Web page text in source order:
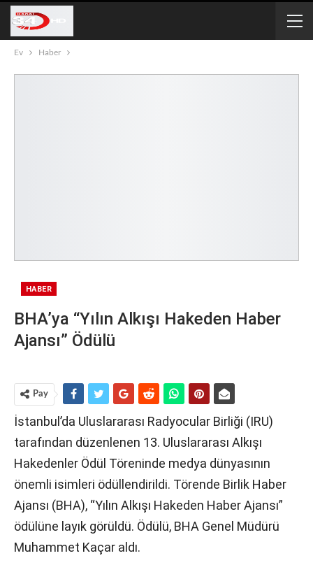
Ev Haber
HABER
BHA’ya “Yılın Alkışı Hakeden Haber
Ajansı” Ödülü
Pay
İstanbul’da Uluslararası Radyocular Birliği (IRU)
tarafından düzenlenen 13. Uluslararası Alkışı
Hakedenler Ödül Töreninde medya dünyasının
önemli isimleri ödüllendirildi. Törende Birlik Haber
Ajansı (BHA), “Yılın Alkışı Hakeden Haber Ajansı”
ödülüne layık görüldü. Ödülü, BHA Genel Müdürü
Muhammet Kaçar aldı.